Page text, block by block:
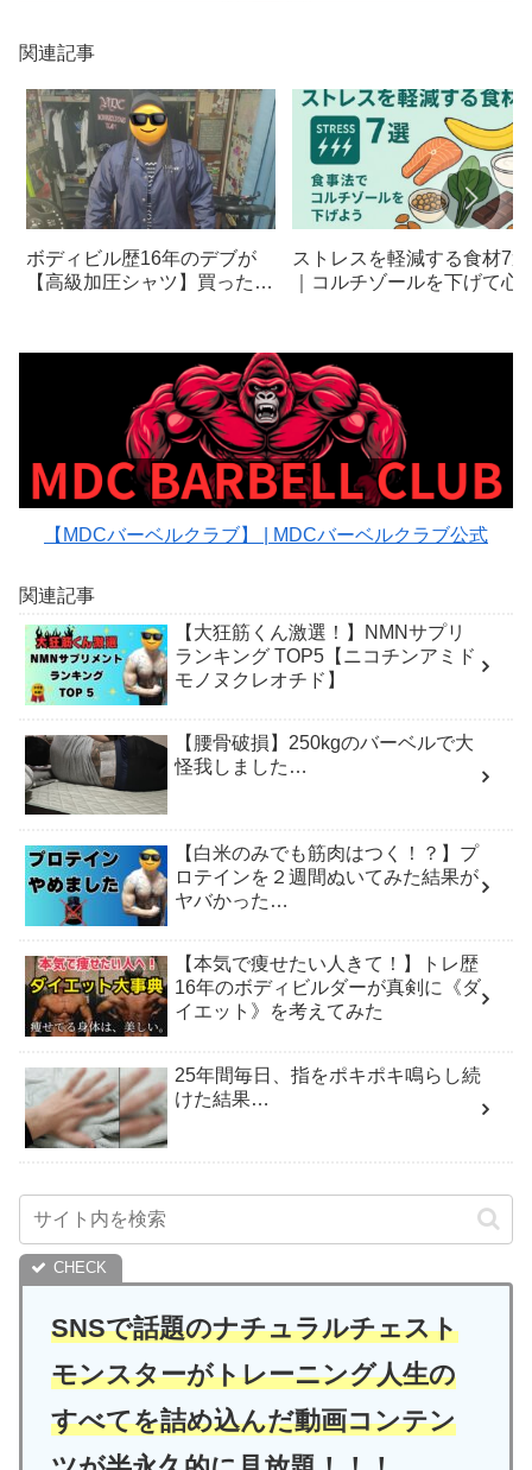
関連記事
ボディビル歴16年のデブが
【高級加圧シャツ】買った結
ストレスを軽減する食材7選
｜コルチゾールを下げて心
【MDCバーベルクラブ】 | MDCバーベルクラブ公式
関連記事
【大狂筋くん激選！】NMNサプリ
ランキング TOP5【ニコチンアミド
モノヌクレオチド】
【腰骨破損】250kgのバーベルで大
怪我しました…
【白米のみでも筋肉はつく！？】プ
ロテインを２週間ぬいてみた結果が
ヤバかった…
【本気で痩せたい人きて！】トレ歴
16年のボディビルダーが真剣に《ダ
イエット》を考えてみた
25年間毎日、指をポキポキ鳴らし続
けた結果…
SNSで話題のナチュラルチェスト
モンスターがトレーニング人生の
すべてを詰め込んだ動画コンテン